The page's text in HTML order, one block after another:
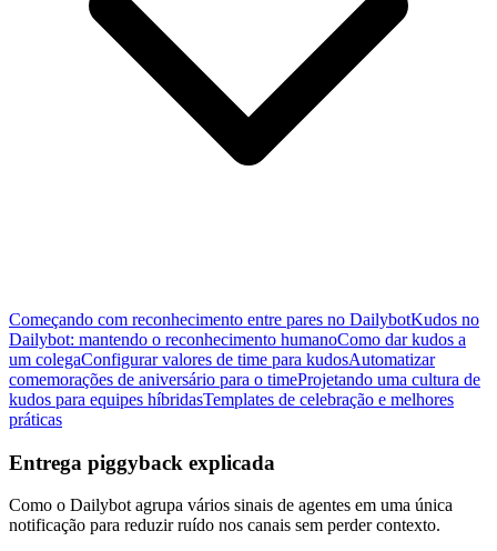
Começando com reconhecimento entre pares no DailybotKudos no
Dailybot: mantendo o reconhecimento humanoComo dar kudos a
um colegaConfigurar valores de time para kudosAutomatizar
comemorações de aniversário para o timeProjetando uma cultura de
kudos para equipes híbridasTemplates de celebração e melhores
práticas
Entrega piggyback explicada
Como o Dailybot agrupa vários sinais de agentes em uma única
notificação para reduzir ruído nos canais sem perder contexto.